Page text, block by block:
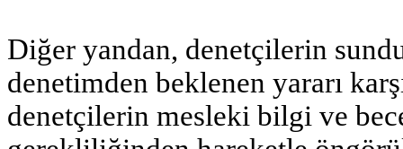
Diğer yandan, denetçilerin
denetimden beklenen yararı
denetçilerin mesleki bilgi ve